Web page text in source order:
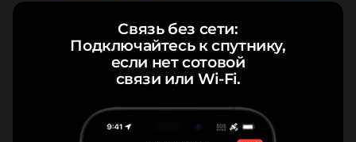
Связь без сети:
Подключайтесь к спутнику,
если нет сотовой
связи или Wi-Fi.